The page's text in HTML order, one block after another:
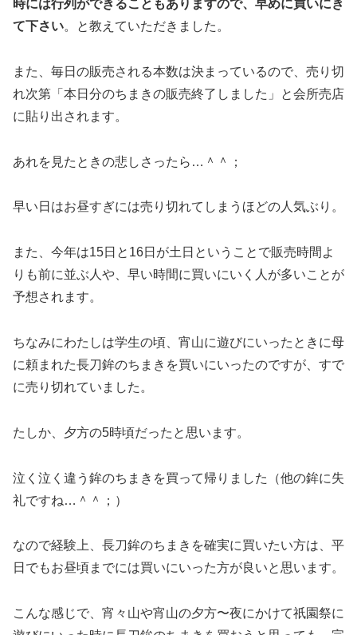
時には行列ができることもありますので、早めに買いにき
て下さい。と教えていただきました。
また、毎日の販売される本数は決まっているので、売り切
れ次第「本日分のちまきの販売終了しました」と会所売店
に貼り出されます。
あれを見たときの悲しさったら…＾＾；
早い日はお昼すぎには売り切れてしまうほどの人気ぶり。
また、今年は15日と16日が土日ということで販売時間よ
りも前に並ぶ人や、早い時間に買いにいく人が多いことが
予想されます。
ちなみにわたしは学生の頃、宵山に遊びにいったときに母
に頼まれた長刀鉾のちまきを買いにいったのですが、すで
に売り切れていました。
たしか、夕方の5時頃だったと思います。
泣く泣く違う鉾のちまきを買って帰りました（他の鉾に失
礼ですね…＾＾；）
なので経験上、長刀鉾のちまきを確実に買いたい方は、平
日でもお昼頃までには買いにいった方が良いと思います。
こんな感じで、宵々山や宵山の夕方〜夜にかけて祇園祭に